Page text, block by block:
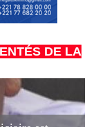
DE LA